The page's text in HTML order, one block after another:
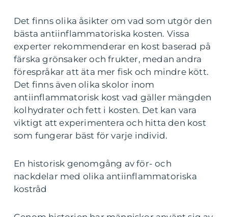
Det finns olika åsikter om vad som utgör den
bästa antiinflammatoriska kosten. Vissa
experter rekommenderar en kost baserad på
färska grönsaker och frukter, medan andra
förespråkar att äta mer fisk och mindre kött.
Det finns även olika skolor inom
antiinflammatorisk kost vad gäller mängden
kolhydrater och fett i kosten. Det kan vara
viktigt att experimentera och hitta den kost
som fungerar bäst för varje individ.
En historisk genomgång av för- och
nackdelar med olika antiinflammatoriska
kostråd